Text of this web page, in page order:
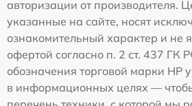
авторизации от производителя.
указанные на сайте, носят
ознакомительный характер и не
офертой согласно п. 2 ст. 437 ГК
обозначения торговой марки HP
в информационных целях —